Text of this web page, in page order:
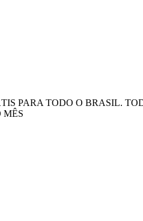
PARA TODO O BRASIL.
MÊS